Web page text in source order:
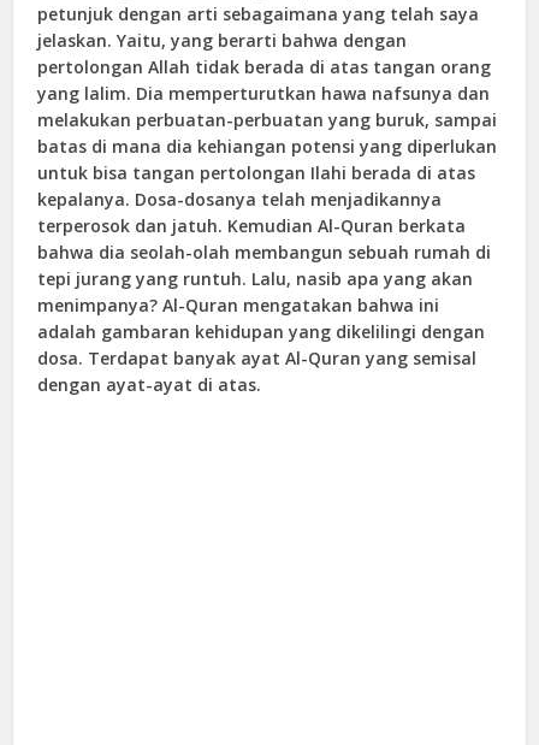
petunjuk dengan arti sebagaimana yang telah saya
jelaskan. Yaitu, yang berarti bahwa dengan
pertolongan Allah tidak berada di atas tangan orang
yang lalim. Dia memperturutkan hawa nafsunya dan
melakukan perbuatan-perbuatan yang buruk, sampai
batas di mana dia kehiangan potensi yang diperlukan
untuk bisa tangan pertolongan Ilahi berada di atas
kepalanya. Dosa-dosanya telah menjadikannya
terperosok dan jatuh. Kemudian Al-Quran berkata
bahwa dia seolah-olah membangun sebuah rumah di
tepi jurang yang runtuh. Lalu, nasib apa yang akan
menimpanya? Al-Quran mengatakan bahwa ini
adalah gambaran kehidupan yang dikelilingi dengan
dosa. Terdapat banyak ayat Al-Quran yang semisal
dengan ayat-ayat di atas.